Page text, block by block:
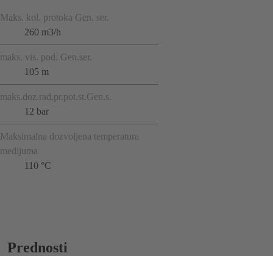
Maks. kol. protoka Gen. ser.
260 m3/h
maks. vis. pod. Gen.ser.
105 m
maks.doz.rad.pr.pot.st.Gen.s.
12 bar
Maksimalna dozvoljena temperatura
medijuma
110 °C
Prednosti